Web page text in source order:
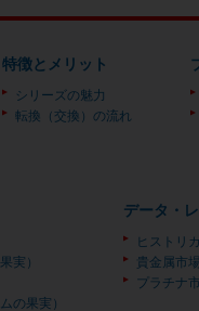
特徴とメリット
シリーズの魅力
転換（交換）の流れ
実）
の果実）
データ・
ヒストリ
貴金属市
プラチナ